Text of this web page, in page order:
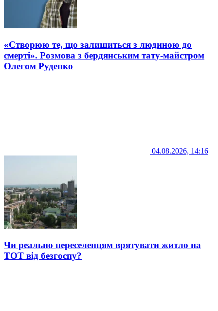
«Створюю те, що залишиться з людиною до
смерті». Розмова з бердянським тату-майстром
Олегом Руденко
04.08.2026, 14:16
Чи реально переселенцям врятувати житло на
ТОТ від безгоспу?